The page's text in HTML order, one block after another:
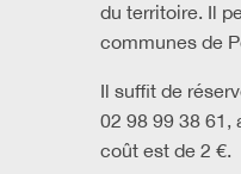
du territoire. Il
communes de
Il suffit de
02 98 99 38 61,
coût est de 2 €.